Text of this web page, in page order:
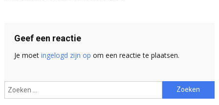
Geef een reactie
Je moet ingelogd zijn op om een reactie te plaatsen.
Zoeken
naar: